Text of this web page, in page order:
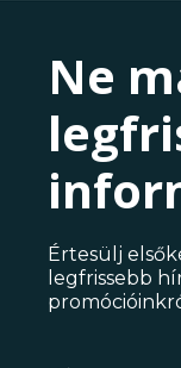
Ne
Értesülj
legfrissebb